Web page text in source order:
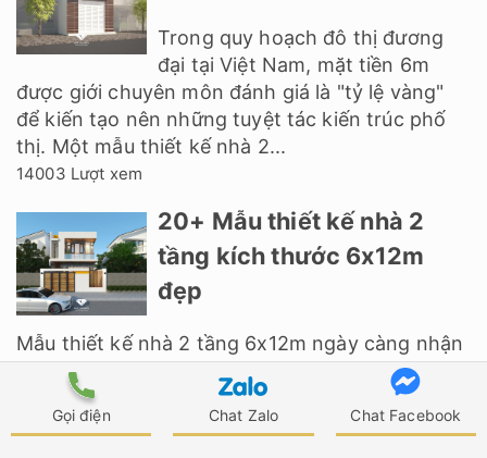
Gọi điện Chat Zalo Chat Facebook
Trong quy hoạch đô thị đương
đại tại Việt Nam, mặt tiền 6m
được giới chuyên môn đánh giá là "tỷ lệ vàng"
để kiến tạo nên những tuyệt tác kiến trúc phố
thị. Một mẫu thiết kế nhà 2...
14003 Lượt xem
20+ Mẫu thiết kế nhà 2
tầng kích thước 6x12m
đẹp
Mẫu thiết kế nhà 2 tầng 6x12m ngày càng nhận
được nhiều sự yêu mến và ưa chuộng của mọi
người, nhất là những gia đình trẻ có 3 - 4 thành
viên. Nổi bật với lối kiến trúc hiện...